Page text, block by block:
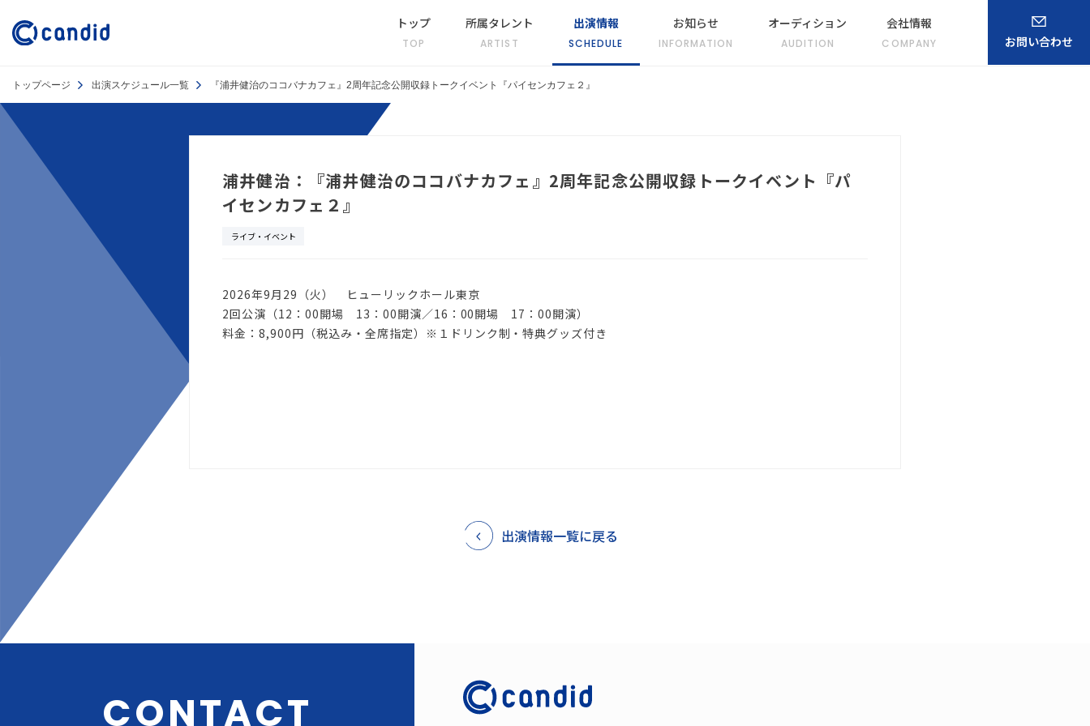
トップ
TOP
所属タレント
ARTIST
出演情報
SCHEDULE
お知らせ
INFORMATION
オーディション
AUDITION
会社情報
COMPANY お問い合わせ
トップページ 出演スケジュール一覧 『浦井健治のココバナカフェ』2周年記念公開収録トークイベント『パイセンカフェ２』
浦井健治：『浦井健治のココバナカフェ』2周年記念公開収録トークイベント『パ
イセンカフェ２』
ライブ・イベント
2026年9月29（火） ヒューリックホール東京
2回公演（12：00開場 13：00開演／16：00開場 17：00開演）
料金：8,900円（税込み・全席指定）※１ドリンク制・特典グッズ付き
出演情報一覧に戻る
CONTACT